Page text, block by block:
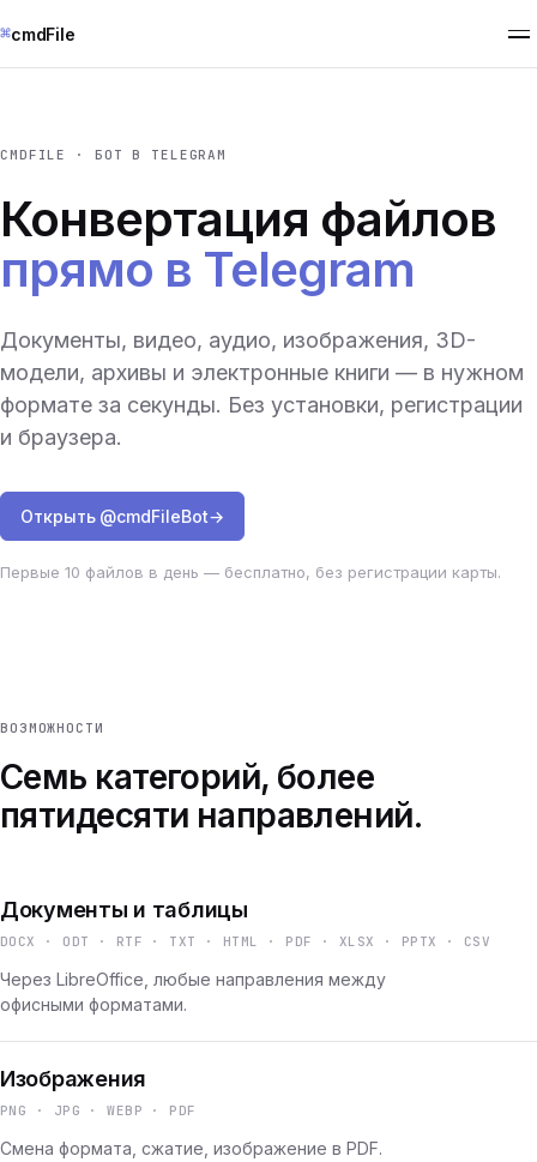
⌘cmdFile
CMDFILE · БОТ В TELEGRAM
Конвертация файлов
прямо в Telegram
Документы, видео, аудио, изображения, 3D-
модели, архивы и электронные книги — в нужном
формате за секунды. Без установки, регистрации
и браузера.
Открыть @cmdFileBot→
Первые 10 файлов в день — бесплатно, без регистрации карты.
ВОЗМОЖНОСТИ
Семь категорий, более
пятидесяти направлений.
Документы и таблицы
DOCX · ODT · RTF · TXT · HTML · PDF · XLSX · PPTX · CSV
Через LibreOffice, любые направления между
офисными форматами.
Изображения
PNG · JPG · WEBP · PDF
Смена формата, сжатие, изображение в PDF.